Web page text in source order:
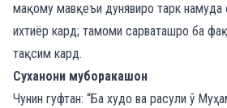
мақому мавқеъи дунявиро тарк намуда
ихтиёр кард; тамоми сарваташро ба
тақсим кард.
Суханони муборакашон
Чунин гуфтан: “Ба худо ва расули ў